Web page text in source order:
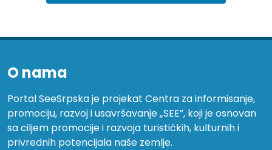
O nama
Portal SeeSrpska je projekat Centra za informisanje,
promociju, razvoj i usavršavanje „SEE”, koji je osnovan
sa ciljem promocije i razvoja turističkih, kulturnih i
privrednih potencijala naše zemlje.